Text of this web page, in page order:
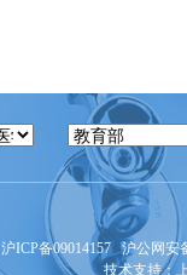
沪ICP备09014157 沪公网安
技术支持：